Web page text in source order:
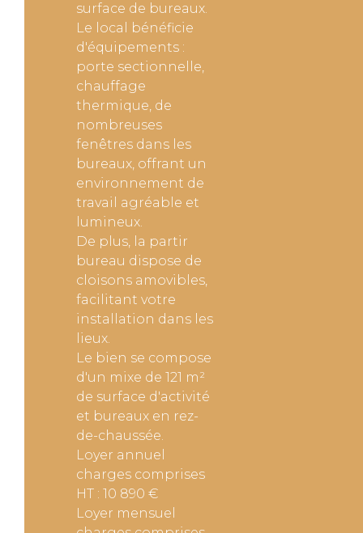
surface de bureaux.
Le local bénéficie
d'équipements :
porte sectionnelle,
chauffage
thermique, de
nombreuses
fenêtres dans les
bureaux, offrant un
environnement de
travail agréable et
lumineux.
De plus, la partir
bureau dispose de
cloisons amovibles,
facilitant votre
installation dans les
lieux.
Le bien se compose
d'un mixe de 121 m²
de surface d'activité
et bureaux en rez-
de-chaussée.
Loyer annuel
charges comprises
HT : 10 890 €
Loyer mensuel